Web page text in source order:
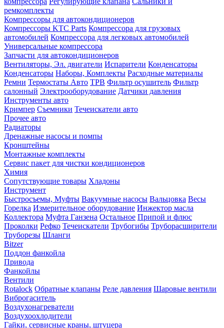
ремкомплекты
Компрессоры для автокондиционеров
Компрессоры KTC Parts Компрессора для грузовых
автомобилей Компрессора для легковых автомобилей
Универсальные компрессора
Запчасти для автокондиционеров
Вентиляторы, Эл. двигатели Испарители Конденсаторы
Конденсаторы Наборы, Комплекты Расходные материалы
Ремни Термостаты Авто ТРВ Фильтр осушитель Фильтр
салонный Электрооборудование Датчики давления
Инструменты авто
Кримпер Съемники Течеискатели авто
Прочее авто
Радиаторы
Дренажные насосы и помпы
Кронштейны
Монтажные комплекты
Сервис пакет для чистки кондиционеров
Химия
Сопутствующие товары Хладоны
Инструмент
Быстросъемы, Муфты Вакуумные насосы Вальцовка Весы
Горелка Измерительное оборудование Инжектор масла
Коллектора Муфта Ганзена Остальное Припой и флюс
Проколки Рефко Течеискатели Трубогибы Труборасширители
Труборезы Шланги
Bitzer
Поддон фанкойла
Привода
Фанкойлы
Вентили
Rotalock Обратные клапаны Реле давления Шаровые вентили
Виброгаситель
Воздухонагреватели
Воздухоохлодители
Гайки, сервисные краны, штуцера